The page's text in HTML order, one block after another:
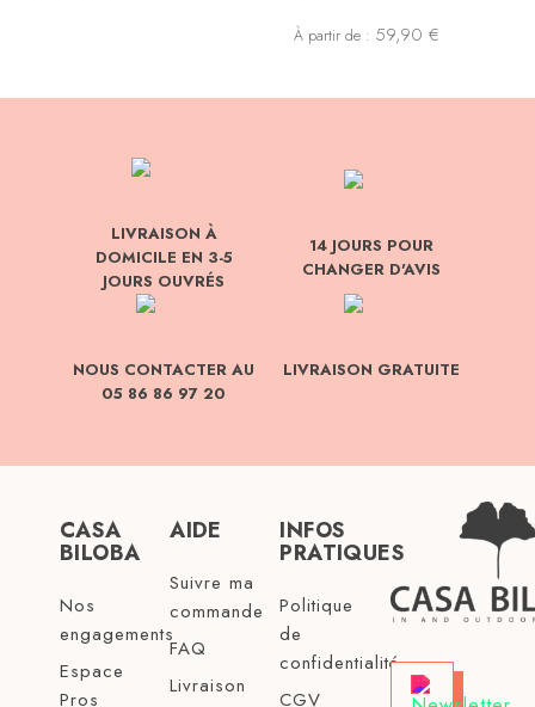
À partir de : 59,90€
LIVRAISON À
DOMICILE EN 3-5
JOURS OUVRÉS
14 JOURS POUR
CHANGER D'AVIS
NOUS CONTACTER AU
05 86 86 97 20
LIVRAISON GRATUITE
CASA
BILOBA
Nos
engagements
Espace
Pros
AIDE
Suivre ma
commande
FAQ
Livraison
INFOS
PRATIQUES
Politique
de
confidentialité
CGV